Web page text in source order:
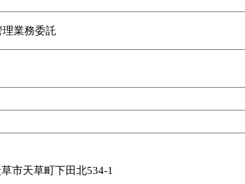
業務委託
市天草町下田北534-1